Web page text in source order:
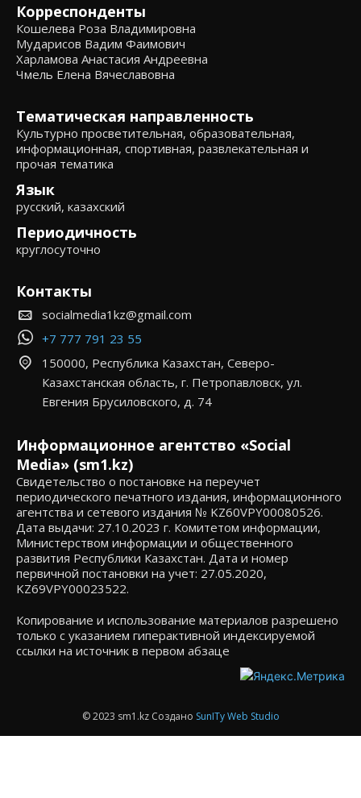
Корреспонденты
Кошелева Роза Владимировна
Мударисов Вадим Фаимович
Харламова Анастасия Андреевна
Чмель Елена Вячеславовна
Тематическая направленность
Культурно просветительная, образовательная,
информационная, спортивная, развлекательная и
прочая тематика
Язык
русский, казахский
Периодичность
круглосуточно
Контакты
socialmedia1kz@gmail.com
+7 777 791 23 55
150000, Республика Казахстан, Северо-
Казахстанская область, г. Петропавловск, ул.
Евгения Брусиловского, д. 74
Информационное агентство «Social
Media» (sm1.kz)
Свидетельство о постановке на переучет
периодического печатного издания, информационного
агентства и сетевого издания № KZ60VPY00080526.
Дата выдачи: 27.10.2023 г. Комитетом информации,
Министерством информации и общественного
развития Республики Казахстан. Дата и номер
первичной постановки на учет: 27.05.2020,
KZ69VPY00023522.
Копирование и использование материалов разрешено
только с указанием гиперактивной индексируемой
ссылки на источник в первом абзаце
© 2023 sm1.kz Создано SunITy Web Studio